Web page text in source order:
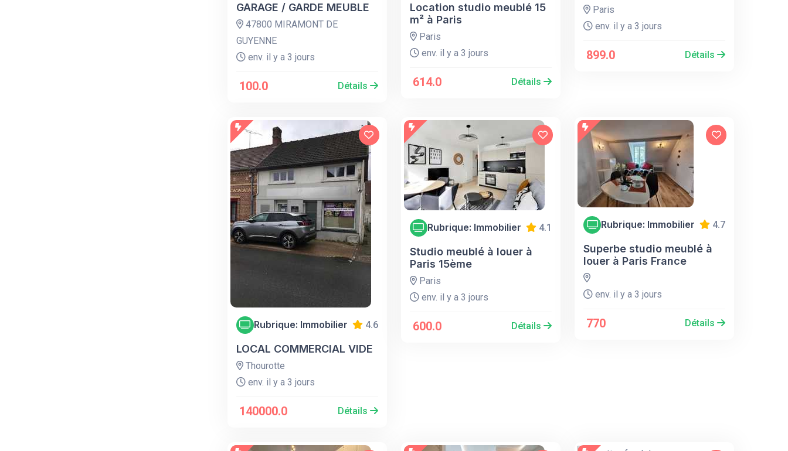
GARAGE / GARDE MEUBLE
47800 MIRAMONT DE
GUYENNE
env. il y a 3 jours
100.0 Détails
Location studio meublé 15
m² à Paris
Paris
env. il y a 3 jours
614.0 Détails
Paris
env. il y a 3 jours
899.0 Détails
Rubrique: Immobilier 4.6
LOCAL COMMERCIAL VIDE
Thourotte
env. il y a 3 jours
140000.0 Détails
Rubrique: Immobilier 4.1
Studio meublé à louer à
Paris 15ème
Paris
env. il y a 3 jours
600.0 Détails
Rubrique: Immobilier 4.7
Superbe studio meublé à
louer à Paris France
env. il y a 3 jours
770 Détails